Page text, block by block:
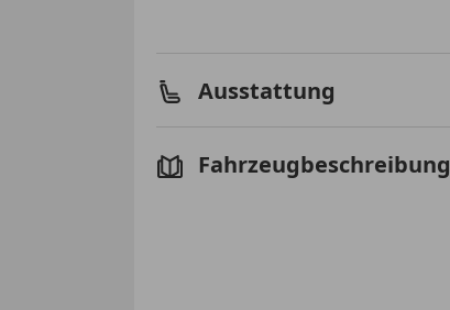
Ausstattung
Fahrzeugbeschreibung